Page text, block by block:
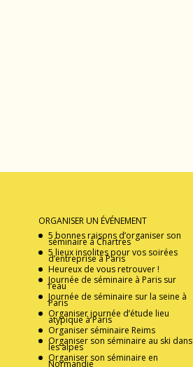
ORGANISER UN ÉVÉNEMENT
5 bonnes raisons d’organiser son
séminaire à Chartres
5 lieux insolites pour vos soirées
d’entreprise à Paris
Heureux de vous retrouver !
Journée de séminaire à Paris sur
l’eau
Journée de séminaire sur la seine à
Paris
Organiser journée d’étude lieu
atypique à Paris
Organiser séminaire Reims
Organiser son séminaire au ski dans
les alpes
Organiser son séminaire en
Normandie